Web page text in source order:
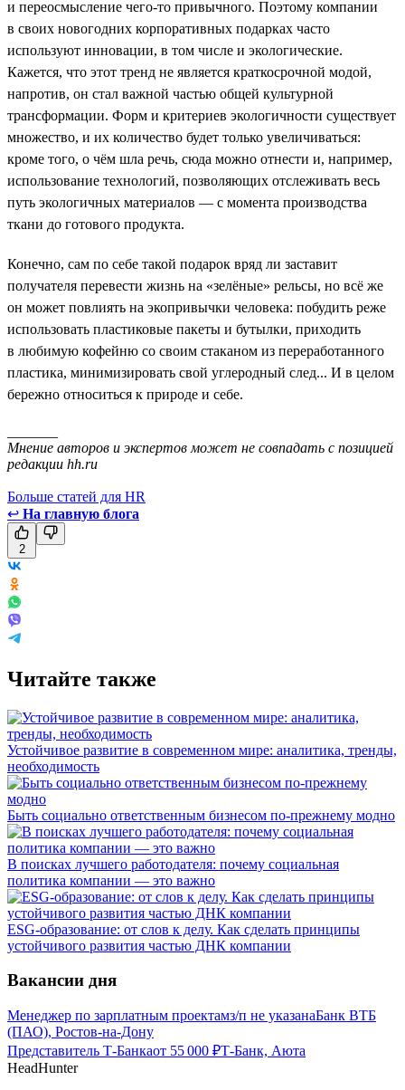
и переосмысление чего-то привычного. Поэтому компании
в своих новогодних корпоративных подарках часто
используют инновации, в том числе и экологические.
Кажется, что этот тренд не является краткосрочной модой,
напротив, он стал важной частью общей культурной
трансформации. Форм и критериев экологичности существует
множество, и их количество будет только увеличиваться:
кроме того, о чём шла речь, сюда можно отнести и, например,
использование технологий, позволяющих отслеживать весь
путь экологичных материалов — с момента производства
ткани до готового продукта.
Конечно, сам по себе такой подарок вряд ли заставит
получателя перевести жизнь на «зелёные» рельсы, но всё же
он может повлиять на экопривычки человека: побудить реже
использовать пластиковые пакеты и бутылки, приходить
в любимую кофейню со своим стаканом из переработанного
пластика, минимизировать свой углеродный след... И в целом
бережно относиться к природе и себе.
Мнение авторов и экспертов может не совпадать с позицией
редакции hh.ru
Больше статей для HR
↩ На главную блога
2
Читайте также
Устойчивое развитие в современном мире: аналитика, тренды,
необходимость
Быть социально ответственным бизнесом по-прежнему модно
В поисках лучшего работодателя: почему социальная
политика компании — это важно
ESG-образование: от слов к делу. Как сделать принципы
устойчивого развития частью ДНК компании
Вакансии дня
Менеджер по зарплатным проектамз/п не указанаБанк ВТБ
(ПАО), Ростов-на-Дону
Представитель Т-Банкаот 55 000 ₽Т-Банк, Аюта
HeadHunter